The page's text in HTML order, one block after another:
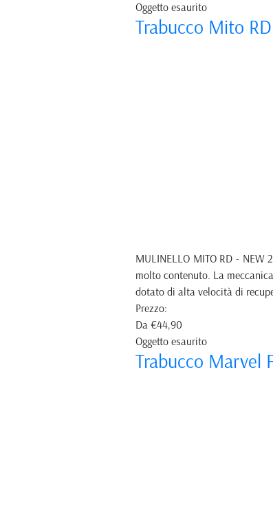
Oggetto esaurito
Trabucco Mito
MULINELLO MITO RD - NEW
molto contenuto. La
dotato di alta velocità di
Prezzo:
Da €44,90
Oggetto esaurito
Trabucco